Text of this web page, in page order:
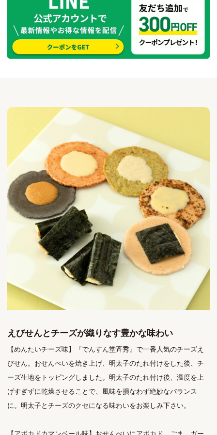
えびせんとチーズが織りなす豊かな味わい
【めんたいチーズ味】『でんすん堂斉秀』で一番人気のチーズえ
びせん。おせんべいを焼き上げ、明太子のたれ付けをした後、チ
ーズ生地をトッピングしました。明太子のたれ付け後、温度を上
げすぎずに乾燥させることで、風味を損なわず絶妙なバランス
に。明太子とチーズのクセになる味わいをお楽しみ下さい。
【アボカドカマンベール味】おせんべいにアボカド、ごま、ガー